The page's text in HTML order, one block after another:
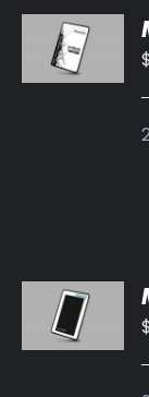
AL
CARRITO
/
$
AL
CARRITO
/
$